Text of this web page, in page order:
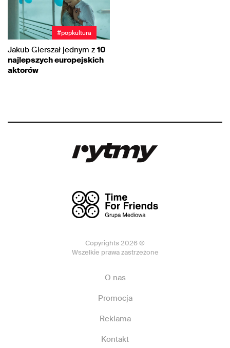
#popkultura
Jakub Gierszał jednym z 10
najlepszych europejskich
aktorów
Copyrights 2026 ©
Wszelkie prawa zastrzeżone
O nas
Promocja
Reklama
Kontakt